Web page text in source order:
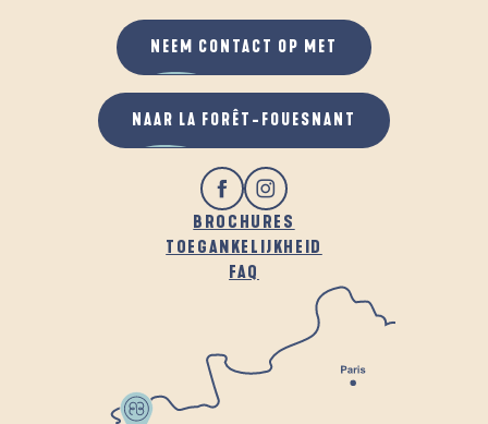
IN DE FRISSE LUCHT
BROCHURES
TOEGANKELIJKHEID
FAQ
NEEM CONTACT OP MET
NAAR LA FORÊT-FOUESNANT